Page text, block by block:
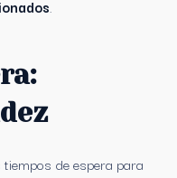
.
tiempos de espera para